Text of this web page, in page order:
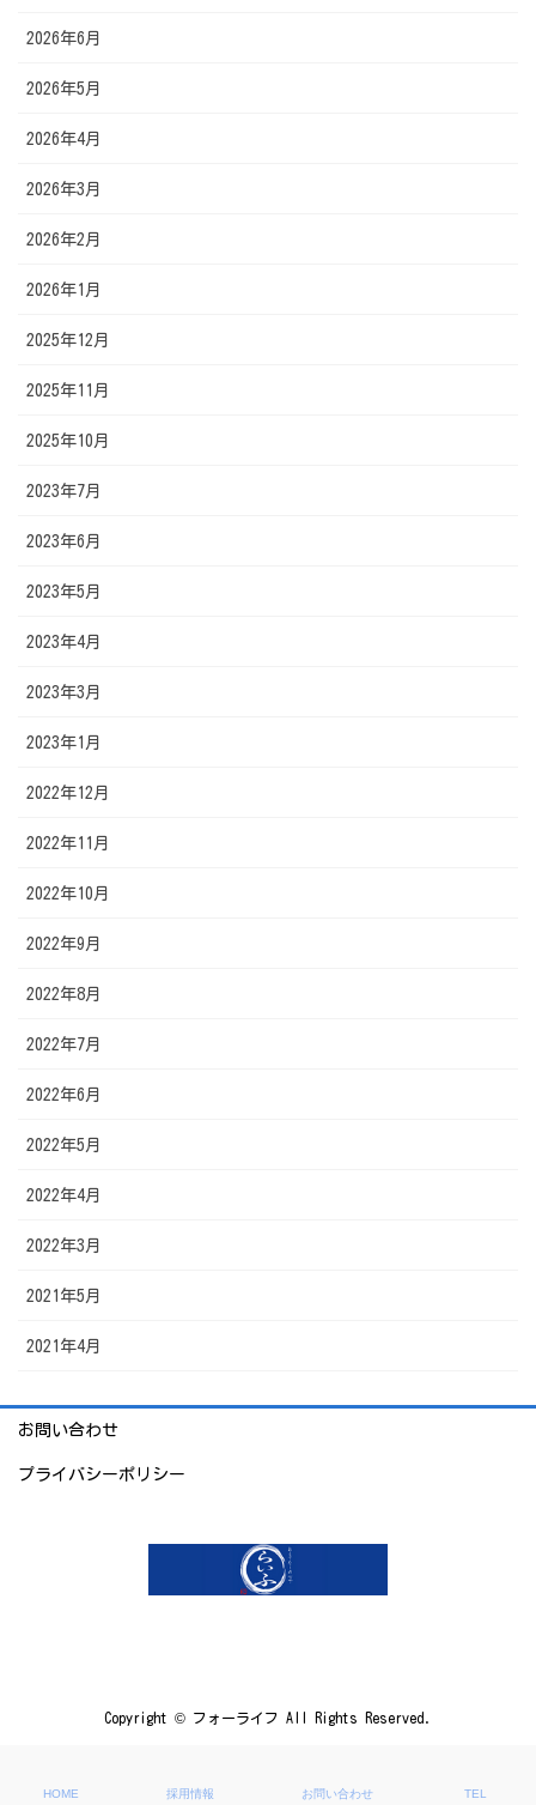
2026年6月
2026年5月
2026年4月
2026年3月
2026年2月
2026年1月
2025年12月
2025年11月
2025年10月
2023年7月
2023年6月
2023年5月
2023年4月
2023年3月
2023年1月
2022年12月
2022年11月
2022年10月
2022年9月
2022年8月
2022年7月
2022年6月
2022年5月
2022年4月
2022年3月
2021年5月
2021年4月
お問い合わせ
プライバシーポリシー
Copyright © フォーライフ All Rights Reserved.
HOME 採用情報 お問い合わせ TEL